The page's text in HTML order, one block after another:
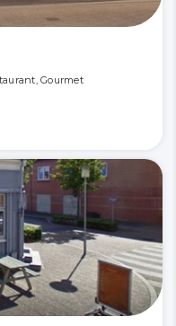
Gourmet